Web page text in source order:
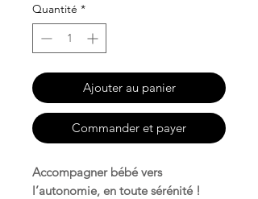
Quantité *
Ajouter au panier
Commander et payer
Accompagner bébé vers
l’autonomie, en toute sérénité !